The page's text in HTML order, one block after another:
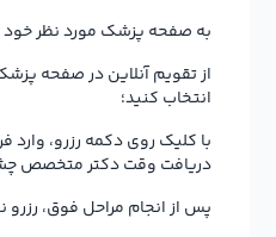
به صفحه پزشک مورد نظر خود
از تقویم آنلاین در صفحه
انتخاب کنید؛
با کلیک روی دکمه رزرو، وارد
دریافت وقت دکتر متخصص
پس از انجام مراحل فوق،